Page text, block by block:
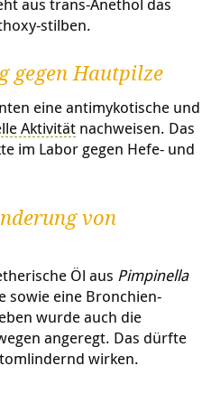
stilben.
gegen Hautpilze
eine antimykotische und
Aktivität nachweisen. Das
im Labor gegen Hefe- und
von
Öl aus Pimpinella
sowie eine Bronchien-
wurde auch die
angeregt. Das dürfte
wirken.